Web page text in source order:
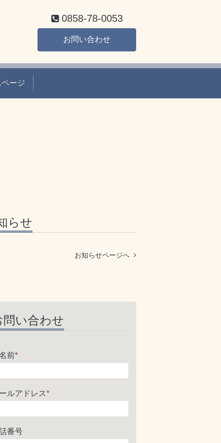
0858-78-0053
お問い合わせ
ージ
らせ
お知らせページへ
問い合わせ
前*
ルアドレス*
番号